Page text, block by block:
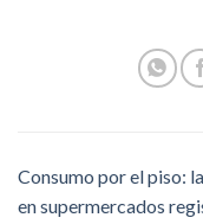
Consumo por el piso:
en supermercados